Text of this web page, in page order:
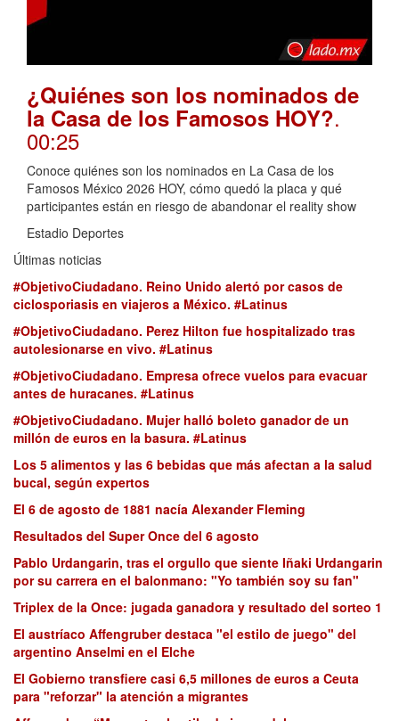
¿Quiénes son los nominados de
la Casa de los Famosos HOY?.
00:25
Conoce quiénes son los nominados en La Casa de los
Famosos México 2026 HOY, cómo quedó la placa y qué
participantes están en riesgo de abandonar el reality show
Estadio Deportes
Últimas noticias
#ObjetivoCiudadano. Reino Unido alertó por casos de
ciclosporiasis en viajeros a México. #Latinus
#ObjetivoCiudadano. Perez Hilton fue hospitalizado tras
autolesionarse en vivo. #Latinus
#ObjetivoCiudadano. Empresa ofrece vuelos para evacuar
antes de huracanes. #Latinus
#ObjetivoCiudadano. Mujer halló boleto ganador de un
millón de euros en la basura. #Latinus
Los 5 alimentos y las 6 bebidas que más afectan a la salud
bucal, según expertos
El 6 de agosto de 1881 nacía Alexander Fleming
Resultados del Super Once del 6 agosto
Pablo Urdangarin, tras el orgullo que siente Iñaki Urdangarin
por su carrera en el balonmano: "Yo también soy su fan"
Triplex de la Once: jugada ganadora y resultado del sorteo 1
El austríaco Affengruber destaca "el estilo de juego" del
argentino Anselmi en el Elche
El Gobierno transfiere casi 6,5 millones de euros a Ceuta
para "reforzar" la atención a migrantes